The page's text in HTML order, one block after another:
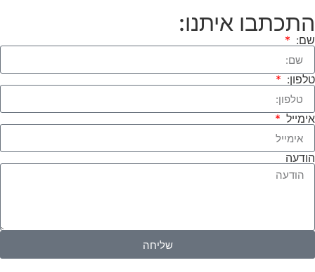
התכתבו איתנו:
שם:
טלפון:
אימייל
הודעה
שליחה